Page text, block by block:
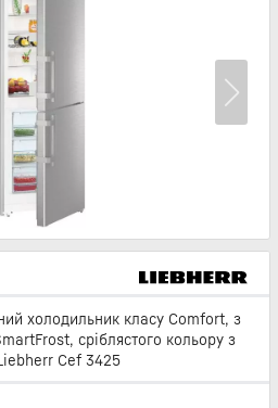
холодильник класу Comfort, з
сріблястого кольору з
Cef 3425